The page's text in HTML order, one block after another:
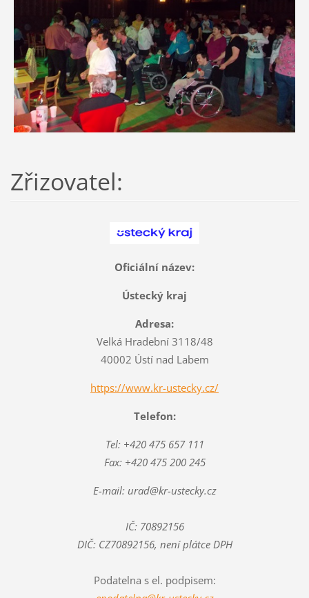
Zřizovatel:
Oficiální název:
Ústecký kraj
Adresa:
Velká Hradební 3118/48
40002 Ústí nad Labem
https://www.kr-ustecky.cz/
Telefon:
Tel: +420 475 657 111
Fax: +420 475 200 245
E-mail: urad@kr-ustecky.cz
IČ: 70892156
DIČ: CZ70892156, není plátce DPH
Podatelna s el. podpisem: